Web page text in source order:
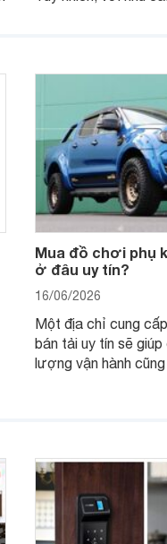
không, dùng được
Mua đồ chơi phụ
ở đâu uy tín?
16/06/2026
Một địa chỉ cung
bán tải uy tín sẽ
lượng vận hành